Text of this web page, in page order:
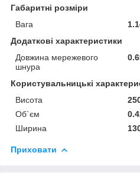
Габаритні розміри
Вага
Додаткові характеристики
Довжина мережевого
шнура
Користувальницькі
Висота
Об`єм
Ширина
Приховати